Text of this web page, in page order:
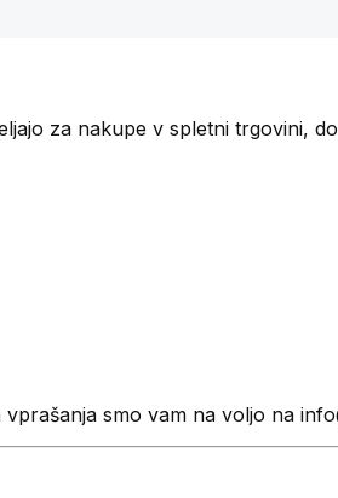
za nakupe v spletni trgovini,
smo vam na voljo na